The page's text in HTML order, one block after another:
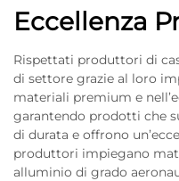
Eccellenza
Rispettati produttori di
di settore grazie al loro
materiali premium e
garantendo prodotti che
di durata e offrono
produttori impiegano
alluminio di grado